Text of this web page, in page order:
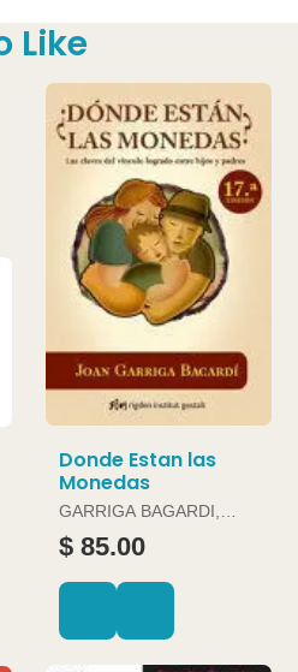
Like
Donde Estan las
Monedas
GARRIGA BAGARDI,
JOAN
$ 85.00